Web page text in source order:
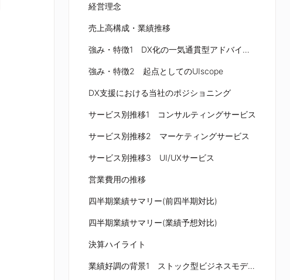
経営理念
売上高構成・業績推移
強み・特徴1 DX化の一気通貫型アドバイザリーシステム
強み・特徴2 起点としてのUIscope
DX支援における当社のポジショニング
サービス別推移1 コンサルティングサービス
サービス別推移2 マーケティングサービス
サービス別推移3 UI/UXサービス
営業費用の推移
四半期業績サマリー(前四半期対比)
四半期業績サマリー(業績予想対比)
決算ハイライト
業績好調の背景1 ストック型ビジネスモデル ~継続受注による売上高の積み上がり~